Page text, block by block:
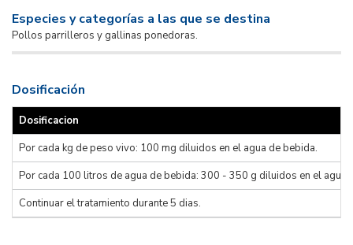
Especies y categorías a las que se destina
Pollos parrilleros y gallinas ponedoras.
Dosificación
Dosificacion
Por cada kg de peso vivo: 100 mg diluidos en el agua de bebida.
Por cada 100 litros de agua de bebida: 300 - 350 g diluidos en el agua
Continuar el tratamiento durante 5 dias.